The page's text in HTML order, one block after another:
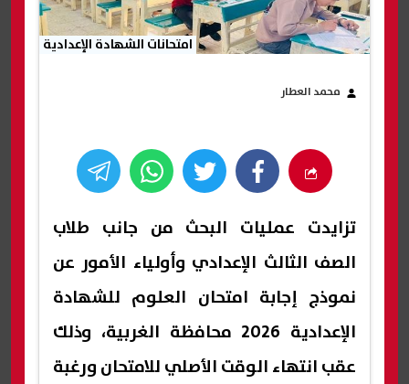
امتحانات الشهادة الإعدادية
محمد العطار
تزايدت عمليات البحث من جانب طلاب
الصف الثالث الإعدادي وأولياء الأمور عن
نموذج إجابة امتحان العلوم للشهادة
الإعدادية 2026 محافظة الغربية، وذلك
عقب انتهاء الوقت الأصلي للامتحان ورغبة